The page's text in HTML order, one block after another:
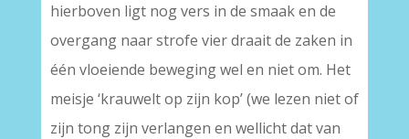
hierboven ligt nog vers in de smaak en de
overgang naar strofe vier draait de zaken in
één vloeiende beweging wel en niet om. Het
meisje ‘krauwelt op zijn kop’ (we lezen niet of
zijn tong zijn verlangen en wellicht dat van